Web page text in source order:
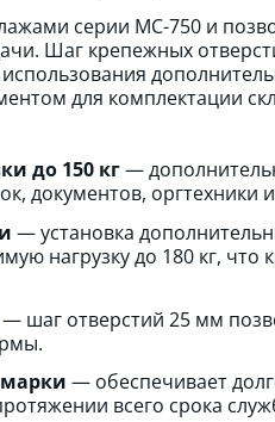
серии МС-750 и
Шаг крепежных
для комплектации
до 150 кг—
документов,
— установка
нагрузку до 180 кг, что
— шаг отверстий 25 мм
— обеспечивает
всего срока